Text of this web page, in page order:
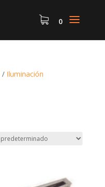
0
/ Iluminación